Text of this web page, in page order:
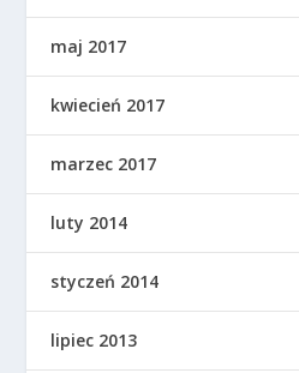
maj 2017
kwiecień 2017
marzec 2017
luty 2014
styczeń 2014
lipiec 2013